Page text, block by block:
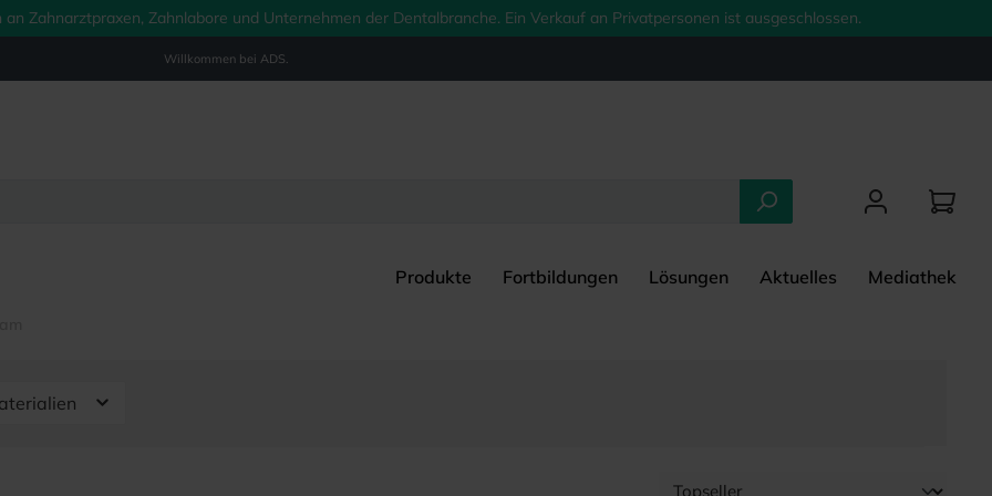
Zahnarztpraxen, Zahnlabore und Unternehmen der Dentalbranche. Ein Verkauf an Privatpersonen ist ausgeschlossen.
Willkommen bei ADS.
Produkte Fortbildungen Lösungen Aktuelles Mediathek